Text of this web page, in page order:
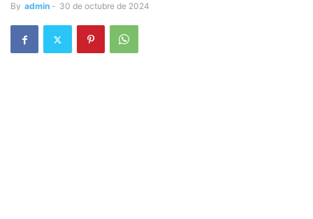
By admin - 30 de octubre de 2024